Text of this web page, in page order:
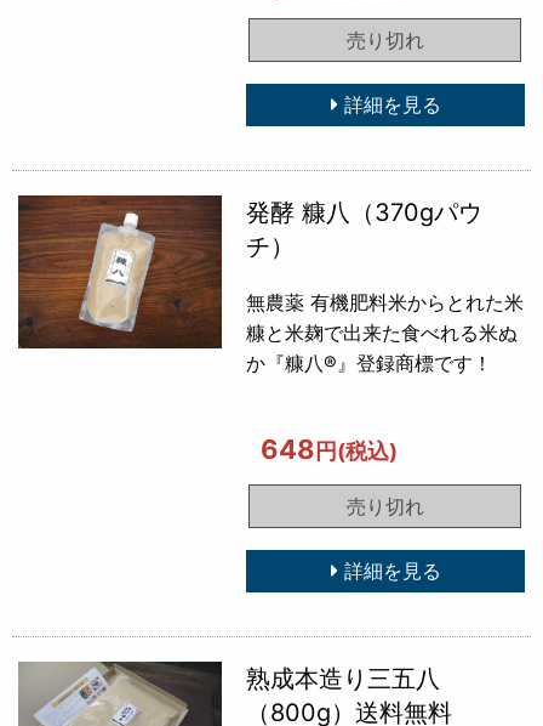
売り切れ
詳細を見る
発酵 糠八（370gパウ
チ）
無農薬 有機肥料米からとれた米
糠と米麹で出来た食べれる米ぬ
か『糠八®』登録商標です！
648円(税込)
売り切れ
詳細を見る
熟成本造り三五八
（800g）送料無料